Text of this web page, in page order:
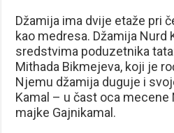
Džamija ima dvije etaže pri
kao medresa. Džamija Nurd
sredstvima poduzetnika
Mithada Bikmejeva, koji je
Njemu džamija duguje i
Kamal – u čast oca mecene
majke Gajnikamal.